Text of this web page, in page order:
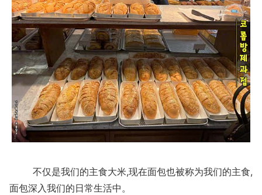
不仅是我们的主食大米,现在面包也被称为我们的主食,
面包深入我们的日常生活中。